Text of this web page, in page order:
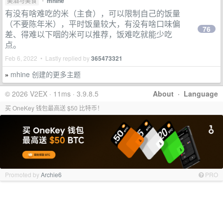
有没有啥难吃的米（主食），可以限制自己的饭量
（不要陈年米），平时饭量较大，有没有啥口味偏
差、得难以下咽的米可以推荐，饭难吃就能少吃
点。
Feb 6, 2022 • Lastly replied by365473321
76
» mhine 创建的更多主题
About · Language
© 2026 V2EX · 11ms · 3.9.8.5
买 OneKey 钱包最高送 $50 比特币！
Promoted byArchie6 PRO